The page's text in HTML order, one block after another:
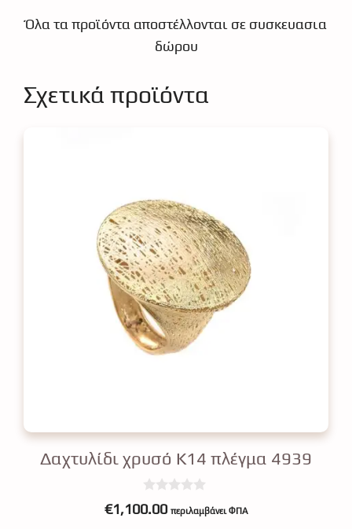
Όλα τα προϊόντα αποστέλλονται σε συσκευασια
δώρου
Σχετικά προϊόντα
Δαχτυλίδι χρυσό Κ14 πλέγμα 4939
0
o
€1,100.00 περιλαμβάνει ΦΠΑ